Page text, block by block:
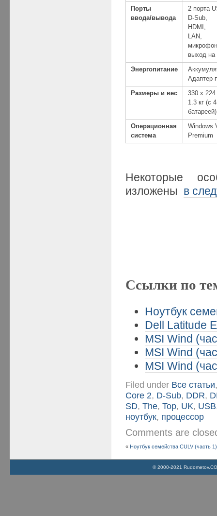
Порты
ввода/вывода
2 порта
D-Sub,
HDMI,
LAN,
выход на
Энергопитание
Адаптер
Размеры и вес
330 х
1.3 кг (с
батареей)
Операционная
система
Windows
Premium
Некоторые
изложены в
Ссылки по
Ноутбук
Dell Latitude
MSI Wind
MSI Wind
MSI Wind
Filed under Все статьи
Core 2, D-Sub, DDR,
SD,The,Top, UK, USB
ноутбук, процессор
Comments are
« Ноутбук семейства CULV (часть 1)
© 2000-2021